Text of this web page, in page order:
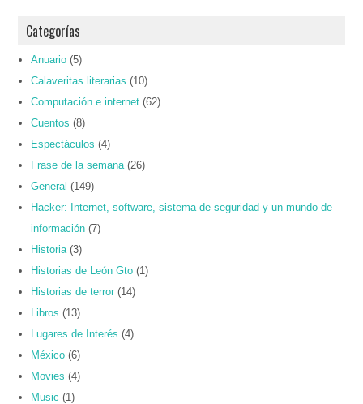
Categorías
Anuario (5)
Calaveritas literarias (10)
Computación e internet (62)
Cuentos (8)
Espectáculos (4)
Frase de la semana (26)
General (149)
Hacker: Internet, software, sistema de seguridad y un mundo de
información (7)
Historia (3)
Historias de León Gto (1)
Historias de terror (14)
Libros (13)
Lugares de Interés (4)
México (6)
Movies (4)
Music (1)